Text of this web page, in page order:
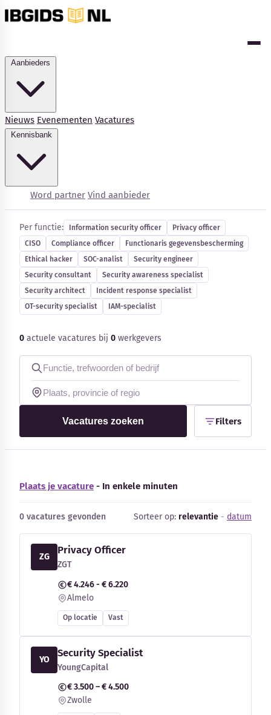
Nieuws Evenementen Vacatures
Word partner Vind aanbieder
Kennisbank
Blog
Bedrijfsupdates
Externe bronnen
Woordenboek
Auteurs
Cybersecurity-vacatures
Per functie: Information security officer
Privacy officer
CISO
Compliance officer
Functionaris gegevensbescherming
Ethical hacker
SOC-analist
Security engineer
Security consultant
Security awareness specialist
Security architect
Incident response specialist
OT-security specialist
IAM-specialist
0 actuele vacatures bij 0 werkgevers
Vacatures zoeken Filters
Plaats je vacature - In enkele minuten
0 vacatures gevonden Sorteer op: relevantie - datum
ZG
Privacy Officer
ZGT
€ 4.246 - € 6.220
Almelo
Op locatie Vast
YO
Security Specialist
YoungCapital
€ 3.500 – € 4.500
Zwolle